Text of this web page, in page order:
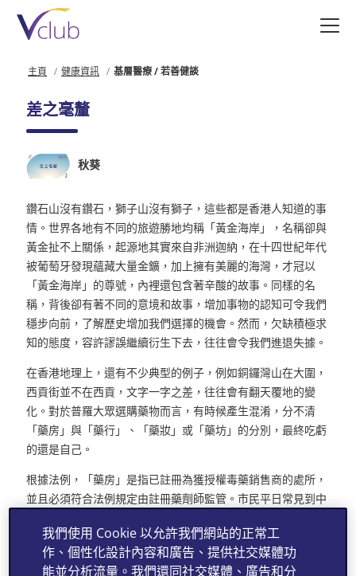
主頁 健康資訊 基層醫療 / 若善健談
差之毫釐
秋葵
鑽石山沒有鑽石，獅子山沒有獅子，這些都是香港人知道的事
情。世界各地有不同的旅遊勝地均稱「黃金海岸」，名稱卻與
黃金扯不上關係，起源地其實來自非洲迦納，在十四世紀年代
被葡萄牙發現蘊藏大量金鑛，加上擁有美麗的海灣，才冠以
「黃金海岸」的尊號，內裡還包含著辛酸的故事。同樣的名
稱，背後卻有著不同的意境和故事，增加事物的認知可令我們
穩步向前，了解歷史增加我們選擇的機會。然而，欠缺積極求
知的態度，容許謬誤繼續衍生下去，往往會令我們進退失據。
在香港地理上，還有不少典型的例子，例如銅鑼灣山在大圍，
西貢街並不在西貢，文字一字之差，往往會有翻天覆地的變
化。對於普羅大眾選購藥物而言，有時候產生混淆，分不清
「藥房」與「藥行」、「藥妝」或「藥坊」的分別，最終吃虧
的還是自己。
根據法例，「藥房」是指已註冊為獲授權毒藥銷售商的處所，
並且必須符合法例規定由註冊藥劑師監管。市民平日常見到中
法例更訂明該處所在營業時間內，必須有不少於三分之二的時
間有註冊藥劑師在處所內當值。簡單來說，有藥劑師坐鎮，才
我們使用 Cookie 以允許我們網站的正常工
作、個性化設計內容和廣告、提供社交媒體功
能並分析流量。我們還同社交媒體、廣告和分